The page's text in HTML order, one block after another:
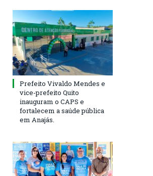
Prefeito Vivaldo Mendes e
vice-prefeito Quito
inauguram o CAPS e
fortalecem a saúde pública
em Anajás.